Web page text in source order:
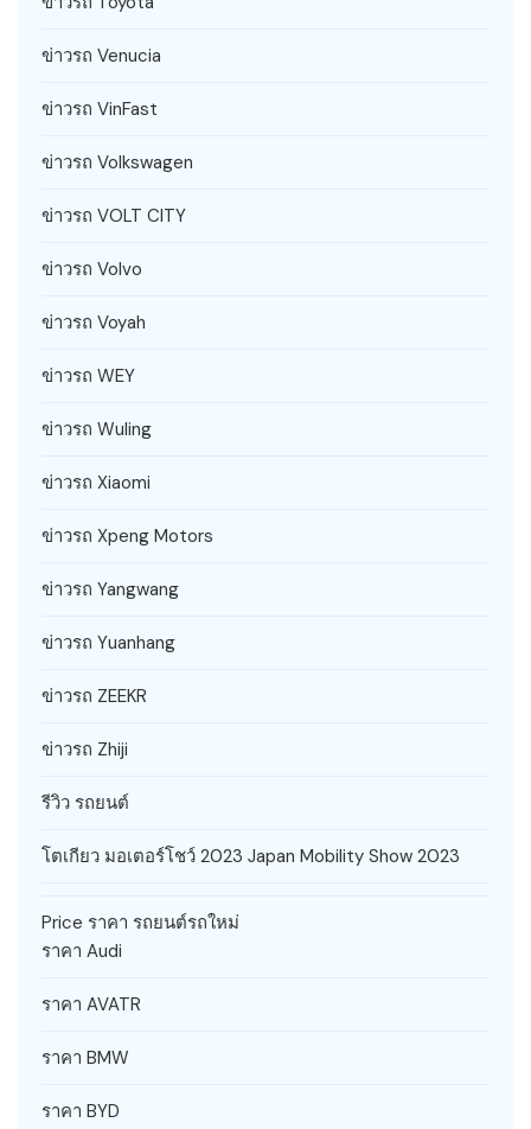
ข่าวรถ Venucia
ข่าวรถ VinFast
ข่าวรถ Volkswagen
ข่าวรถ VOLT CITY
ข่าวรถ Volvo
ข่าวรถ Voyah
ข่าวรถ WEY
ข่าวรถ Wuling
ข่าวรถ Xiaomi
ข่าวรถ Xpeng Motors
ข่าวรถ Yangwang
ข่าวรถ Yuanhang
ข่าวรถ ZEEKR
ข่าวรถ Zhiji
รีวิว รถยนต์
โตเกียว มอเตอร์โชว์ 2023 Japan Mobility Show 2023
Price ราคา รถยนต์รถใหม่
ราคา Audi
ราคา AVATR
ราคา BMW
ราคา BYD